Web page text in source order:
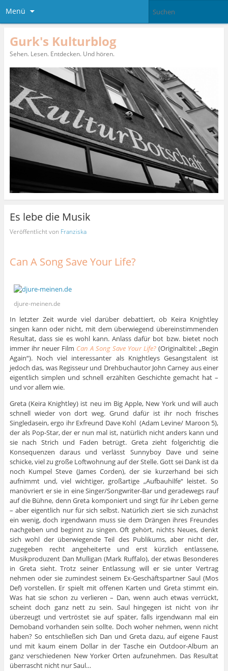
Menü
Gurk's Kulturblog
Sehen. Lesen. Entdecken. Und hören.
Es lebe die Musik
Veröffentlicht von Franziska
Can A Song Save Your Life?
djure-meinen.de
In letzter Zeit wurde viel darüber debattiert, ob Keira Knightley
singen kann oder nicht, mit dem überwiegend übereinstimmenden
Resultat, dass sie es wohl kann. Anlass dafür bot bzw. bietet noch
immer ihr neuer Film Can A Song Save Your Life? (Originaltitel: „Begin
Again“). Noch viel interessanter als Knightleys Gesangstalent ist
jedoch das, was Regisseur und Drehbuchautor John Carney aus einer
eigentlich simplen und schnell erzählten Geschichte gemacht hat –
und vor allem wie.
Greta (Keira Knightley) ist neu im Big Apple, New York und will auch
schnell wieder von dort weg. Grund dafür ist ihr noch frisches
Singledasein, ergo ihr Exfreund Dave Kohl (Adam Levine/ Maroon 5),
der als Pop-Star, der er nun mal ist, natürlich nicht anders kann und
sie nach Strich und Faden betrügt. Greta zieht folgerichtig die
Konsequenzen daraus und verlässt Sunnyboy Dave und seine
schicke, viel zu große Loftwohnung auf der Stelle. Gott sei Dank ist da
noch Kumpel Steve (James Corden), der sie kurzerhand bei sich
aufnimmt und, viel wichtiger, großartige „Aufbauhilfe“ leistet. So
manövriert er sie in eine Singer/Songwriter-Bar und geradewegs rauf
auf die Bühne, denn Greta komponiert und singt für ihr Leben gerne
– aber eigentlich nur für sich selbst. Natürlich ziert sie sich zunächst
ein wenig, doch irgendwann muss sie dem Drängen ihres Freundes
nachgeben und beginnt zu singen. Oft gehört, nichts Neues, denkt
sich wohl der überwiegende Teil des Publikums, aber nicht der,
zugegeben recht angeheiterte und erst kürzlich entlassene,
Musikproduzent Dan Mulligan (Mark Ruffalo), der etwas Besonderes
in Greta sieht. Trotz seiner Entlassung will er sie unter Vertrag
nehmen oder sie zumindest seinem Ex-Geschäftspartner Saul (Mos
Def) vorstellen. Er spielt mit offenen Karten und Greta stimmt ein.
Was hat sie schon zu verlieren – Dan, wenn auch etwas verrückt,
scheint doch ganz nett zu sein. Saul hingegen ist nicht von ihr
überzeugt und vertröstet sie auf später, falls irgendwann mal ein
Demoband vorhanden sein sollte. Doch woher nehmen, wenn nicht
haben? So entschließen sich Dan und Greta dazu, auf eigene Faust
und mit kaum einem Dollar in der Tasche ein Outdoor-Album an
ganz verschiedenen New Yorker Orten aufzunehmen. Das Resultat
überrascht nicht nur Saul…